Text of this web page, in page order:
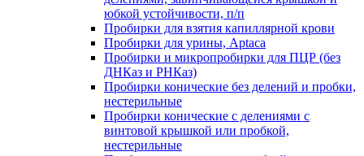
юбкой устойчивости, п/п
Пробирки для взятия капиллярной крови
Пробирки для урины, Aptaca
Пробирки и микропробирки для ПЦР (без
ДНКаз и РНКаз)
Пробирки конические без делений и пробки,
нестерильные
Пробирки конические с делениями с
винтовой крышкой или пробкой,
нестерильные